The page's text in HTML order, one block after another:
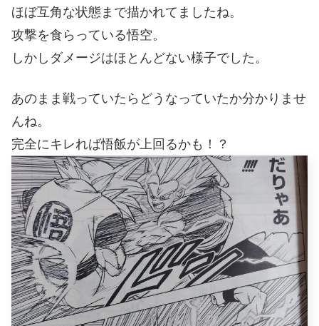
ほぼ互角な状態まで描かれてましたね。
攻撃を食らっている悟空。
しかしダメージはほとんどない様子でした。
あのまま戦っていたらどうなっていたか分かりませ
んね。
完全にキレれば悟飯が上回るかも！？